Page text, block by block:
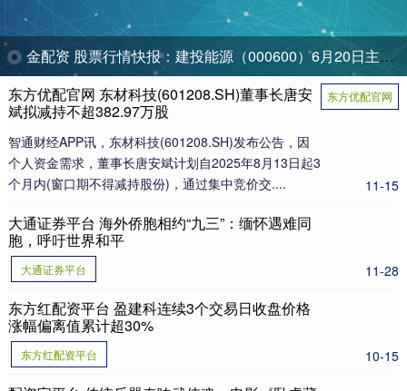
金配资 股票行情快报：建投能源（000600）6月20日主力资金净卖出422.31万元
东方优配官网
东方优配官网 东材科技(601208.SH)董事长唐安
斌拟减持不超382.97万股
智通财经APP讯，东材科技(601208.SH)发布公告，因
个人资金需求，董事长唐安斌计划自2025年8月13日起3
个月内(窗口期不得减持股份)，通过集中竞价交....
11-15
大通证券平台 海外侨胞相约“九三”：缅怀遇难同
胞，呼吁世界和平
大通证券平台 11-28
东方红配资平台 盈建科连续3个交易日收盘价格
涨幅偏离值累计超30%
东方红配资平台 10-15